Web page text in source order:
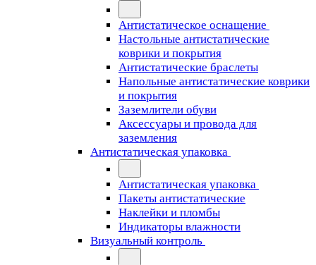
Антистатическое оснащение
Настольные антистатические
коврики и покрытия
Антистатические браслеты
Напольные антистатические коврики
и покрытия
Заземлители обуви
Аксессуары и провода для
заземления
Антистатическая упаковка
Антистатическая упаковка
Пакеты антистатические
Наклейки и пломбы
Индикаторы влажности
Визуальный контроль